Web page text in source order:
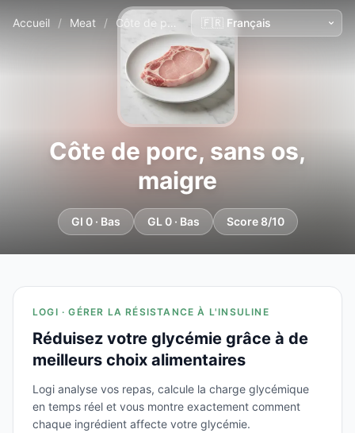
Accueil / Meat / Côte de porc, sans os, maigre
Côte de porc, sans os,
maigre
GI 0 · Bas GL 0 · Bas Score 8/10
LOGI · GÉRER LA RÉSISTANCE À L'INSULINE
Réduisez votre glycémie grâce à de
meilleurs choix alimentaires
Logi analyse vos repas, calcule la charge glycémique
en temps réel et vous montre exactement comment
chaque ingrédient affecte votre glycémie.